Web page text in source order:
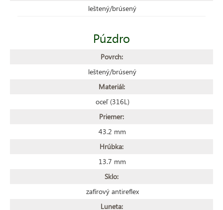
leštený/brúsený
Púzdro
Povrch:
leštený/brúsený
Materiál:
oceľ (316L)
Priemer:
43.2 mm
Hrúbka:
13.7 mm
Sklo:
zafírový antireflex
Luneta: